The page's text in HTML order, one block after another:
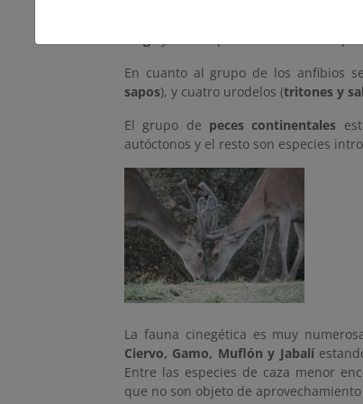
En cuanto al grupo de los anfibios
sapos), y cuatro urodelos (tritones y
El grupo de peces continentales
autóctonos y el resto son especies
La fauna cinegética es muy
Ciervo, Gamo, Muflón y Jabalí
Entre las especies de caza menor
que no son objeto de